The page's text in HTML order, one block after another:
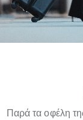
Παρά τα οφέλη